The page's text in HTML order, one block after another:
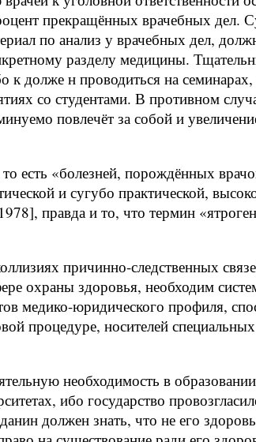
прекращённых врачебных дел.
по анализ у врачебных дел,
разделу медицины.
к долже н проводиться на
со студентами. В противном
повлечёт за собой и
есть «болезней, порождённых
и сугубо практической,
правда и то, что термин
причинно-следственных
охраны здоровья, необходим
медико-юридического профиля,
процедуре, носителей
необходимость в
ибо государство
должен знать, что не его